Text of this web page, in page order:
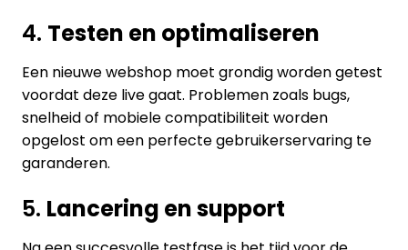
4. Testen en optimaliseren
Een nieuwe webshop moet grondig worden getest
voordat deze live gaat. Problemen zoals bugs,
snelheid of mobiele compatibiliteit worden
opgelost om een perfecte gebruikerservaring te
garanderen.
5. Lancering en support